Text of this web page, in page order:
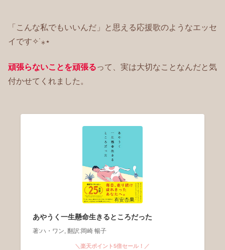
「こんな私でもいいんだ」と思える応援歌のようなエッセ
イです✧˙⁎⋆
頑張らないことを頑張るって、実は大切なことなんだと気
付かせてくれました。
あやうく一生懸命生きるところだった
著:ハ・ワン, 翻訳:岡崎 暢子
＼楽天ポイント5倍セール！／